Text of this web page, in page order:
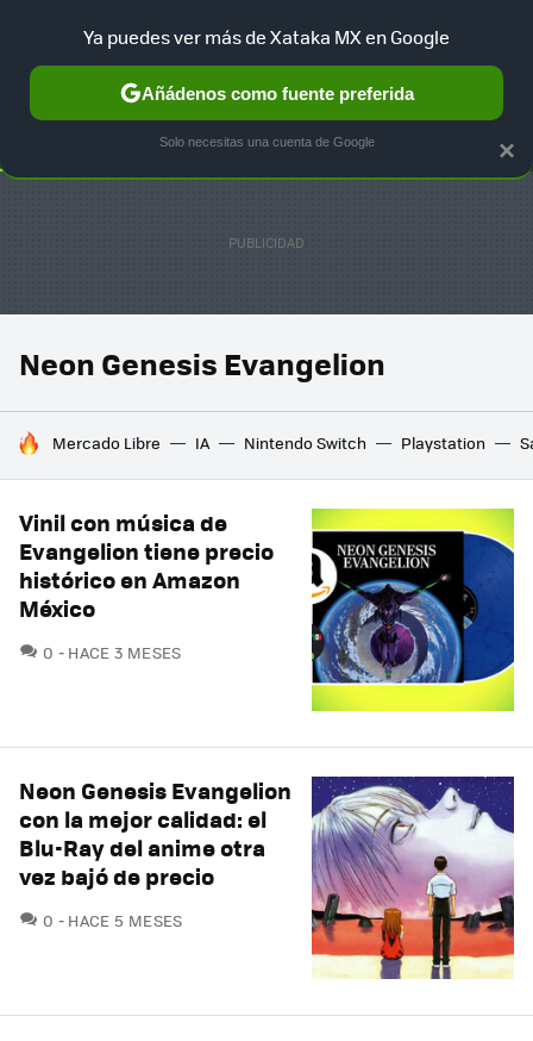
SELECCIÓN GAMING HOME AUTO TERRITORIO
Neon Genesis Evangelion
HOY SE HABLA DE
Mercado Libre IA Nintendo Switch Playstation
Vinil con música de
Evangelion tiene precio
histórico en Amazon
México
0 COMENTARIOS
HACE 3 MESES
Neon Genesis Evangelion
con la mejor calidad: el
Blu-Ray del anime otra
vez bajó de precio
0 COMENTARIOS
HACE 5 MESES
×
Ya puedes ver más de Xataka MX en Google
Añádenos como fuente preferida
Solo necesitas una cuenta de Google